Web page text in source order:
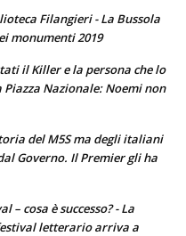
Filangieri - La Bussola
monumenti 2019
il Killer e la persona che lo
Piazza Nazionale: Noemi non
del M5S ma degli italiani
Governo. Il Premier gli ha
– cosa è successo? - La
letterario arriva a